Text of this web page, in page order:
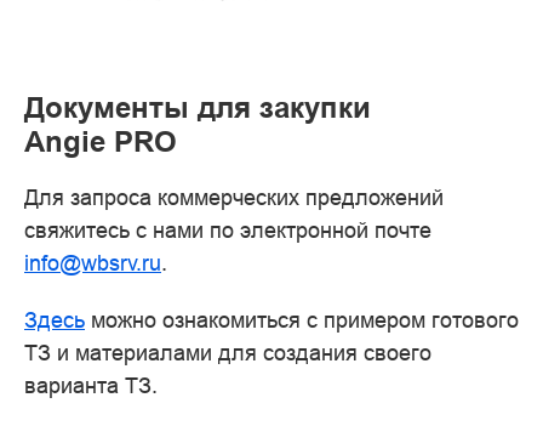
Документы для закупки
Angie PRO
Для запроса коммерческих предложений
свяжитесь с нами по электронной почте
info@wbsrv.ru.
Здесь можно ознакомиться с примером готового
ТЗ и материалами для создания своего
варианта ТЗ.